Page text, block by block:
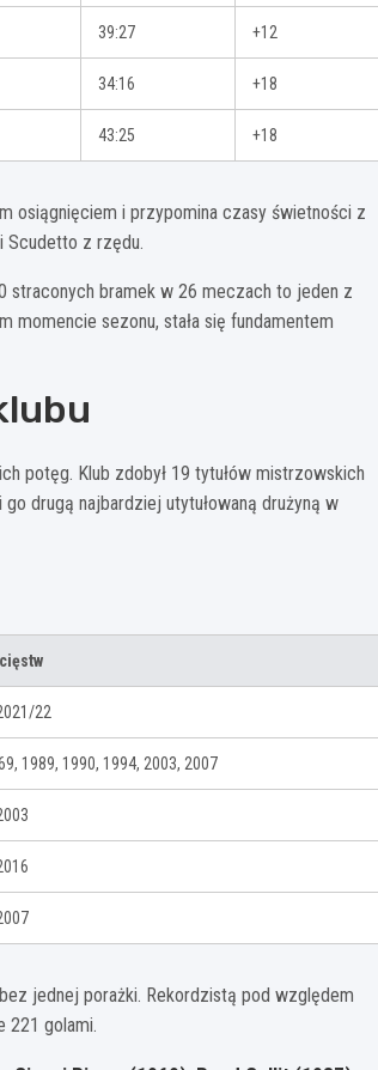
39:27 +12
34:16 +18
43:25 +18
osiągnięciem i przypomina czasy świetności z
Scudetto z rzędu.
straconych bramek w 26 meczach to jeden z
momencie sezonu, stała się fundamentem
potęg. Klub zdobył 19 tytułów mistrzowskich
drugą najbardziej utytułowaną drużyną w
22
1989, 1990, 1994, 2003, 2007
jednej porażki. Rekordzistą pod względem
221 golami.